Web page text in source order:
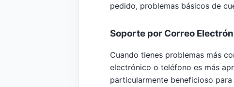
pedido, problemas básicos de
Soporte por Correo
Cuando tienes problemas más
electrónico o teléfono es más
particularmente beneficioso